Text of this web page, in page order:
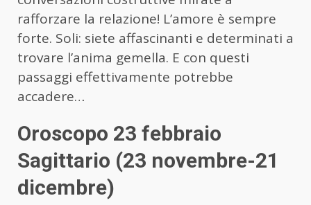
rafforzare la relazione! L’amore è sempre
forte. Soli: siete affascinanti e determinati a
trovare l’anima gemella. E con questi
passaggi effettivamente potrebbe
accadere…
Oroscopo 23 febbraio
Sagittario (23 novembre-21
dicembre)